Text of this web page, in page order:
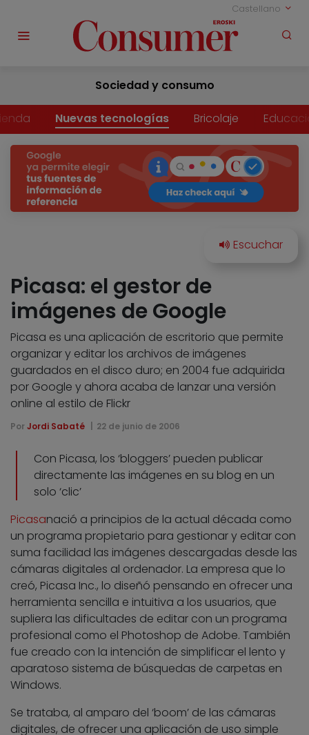
Castellano
Sociedad y consumo
Nuevas tecnologías Bricolaje
Picasa: el gestor de
imágenes de Google
Picasa es una aplicación de escritorio que permite
organizar y editar los archivos de imágenes
guardados en el disco duro; en 2004 fue adquirida
por Google y ahora acaba de lanzar una versión
online al estilo de Flickr
Por Jordi Sabaté 22 de junio de 2006
Con Picasa, los ‘bloggers’ pueden publicar
directamente las imágenes en su blog en un
solo ‘clic’
Picasanació a principios de la actual década como
un programa propietario para gestionar y editar con
suma facilidad las imágenes descargadas desde las
cámaras digitales al ordenador. La empresa que lo
creó, Picasa Inc., lo diseñó pensando en ofrecer una
herramienta sencilla e intuitiva a los usuarios, que
supliera las dificultades de editar con un programa
profesional como el Photoshop de Adobe. También
fue creado con la intención de simplificar el lento y
aparatoso sistema de búsquedas de carpetas en
Windows.
Se trataba, al amparo del ‘boom’ de las cámaras
digitales, de ofrecer una aplicación de uso simple